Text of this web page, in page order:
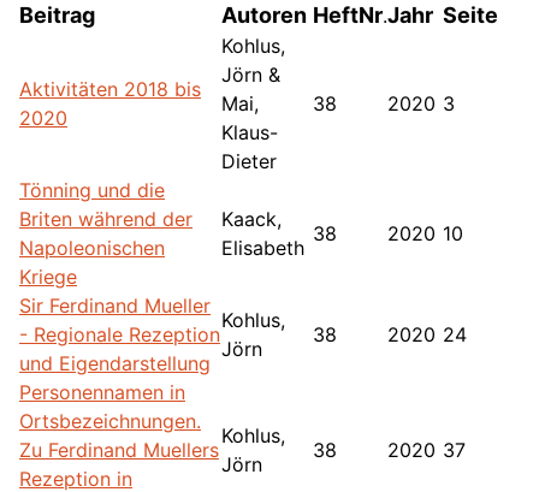
Beitrag Autoren HeftNr.Jahr Seite
Aktivitäten 2018 bis
2020
Kohlus,
Jörn &
Mai,
Klaus-
Dieter
38 2020 3
Tönning und die
Briten während der
Napoleonischen
Kriege
Kaack,
Elisabeth
38 2020 10
Sir Ferdinand Mueller
- Regionale Rezeption
und Eigendarstellung
Kohlus,
Jörn
38 2020 24
Personennamen in
Ortsbezeichnungen.
Zu Ferdinand Muellers
Rezeption in
Kohlus,
Jörn
38 2020 37